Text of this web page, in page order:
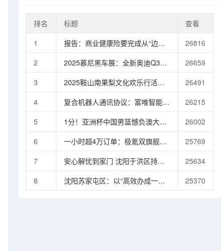
排名 标题
查看
1
报告：商业健康险要完成从“边缘
补充者”到“生态协同者”的转变，
需聚焦三大方向
26816
2
2025慕尼黑车展：全新奥迪Q3
Sportback首发亮相 引入插混车型
26659
3
2025鞍山南果梨文化欢乐行活动
启幕激活秋季文体旅市场活力
26491
4
复合机器人通讯协议：富唯智能的
技术突破与行业引领
26215
5
1分！亚洲杯中国男篮憾负澳大利
亚1分！亚洲杯中国男篮憾负澳大
利亚
26002
6
一小时超4万订单：极氪双旗舰打
破中国豪车“曲高和寡”困局
25769
7
安心解忧到家门 沈阳于洪区持续
破解办证难题惠及千户居民
25634
8
沈阳苏家屯区：以“高效办成一件
事”点亮政务服务现代化新路径
25370